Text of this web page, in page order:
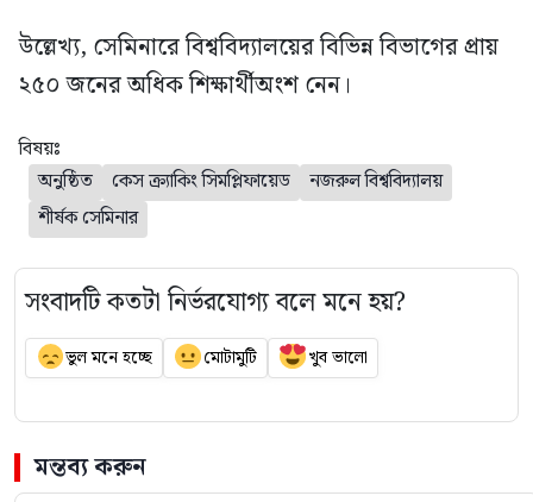
উল্লেখ্য, সেমিনারে বিশ্ববিদ্যালয়ের বিভিন্ন বিভাগের প্রায়
২৫০ জনের অধিক শিক্ষার্থীঅংশ নেন।
বিষয়ঃ
অনুষ্ঠিত
কেস ক্র্যাকিং সিমপ্লিফায়েড
নজরুল বিশ্ববিদ্যালয়
শীর্ষক সেমিনার
সংবাদটি কতটা নির্ভরযোগ্য বলে মনে হয়?
ভুল মনে হচ্ছে মোটামুটি খুব ভালো
মন্তব্য করুন